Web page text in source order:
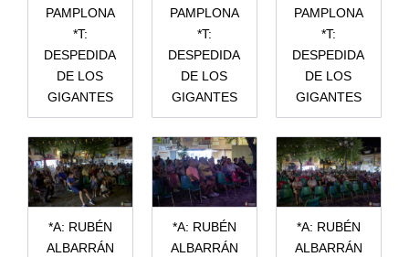
PAMPLONA
*T:
DESPEDIDA
DE LOS
GIGANTES
PAMPLONA
*T:
DESPEDIDA
DE LOS
GIGANTES
PAMPLONA
*T:
DESPEDIDA
DE LOS
GIGANTES
*A: RUBÉN
ALBARRÁN
*A: RUBÉN
ALBARRÁN
*A: RUBÉN
ALBARRÁN